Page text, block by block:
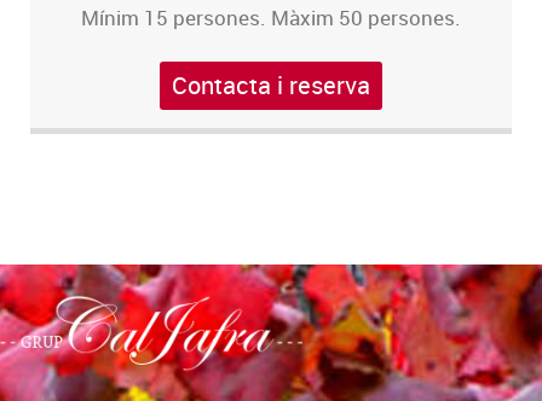
Mínim 15 persones. Màxim 50 persones.
Contacta i reserva